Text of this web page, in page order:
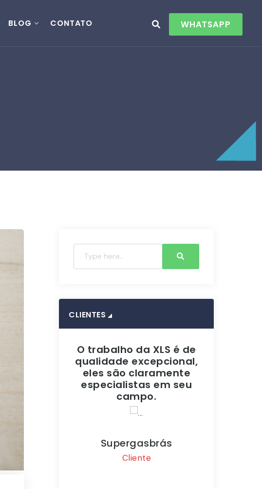
BLOG CONTATO WHATSAPP
CLIENTES
O trabalho da XLS é de
qualidade excepcional,
eles são claramente
especialistas em seu
Para qualquer serviço
de infraestrutura, a
Xtech Lan Service é de
longe a mais inovadora
Walmart